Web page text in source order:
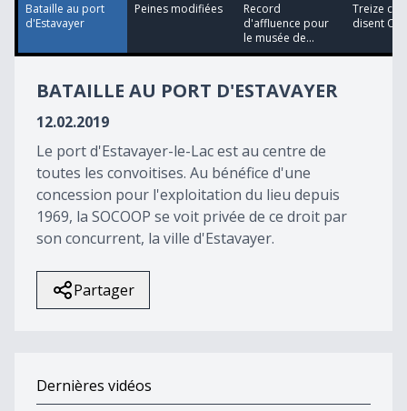
39
seconds
Bataille au port
d'Estavayer
Peines modifiées
Record
d'affluence pour
le musée de...
Treize
disent OUI
BATAILLE AU PORT D'ESTAVAYER
12.02.2019
Le port d'Estavayer-le-Lac est au centre de
toutes les convoitises. Au bénéfice d'une
concession pour l'exploitation du lieu depuis
1969, la SOCOOP se voit privée de ce droit par
son concurrent, la ville d'Estavayer.
Partager
Dernières vidéos